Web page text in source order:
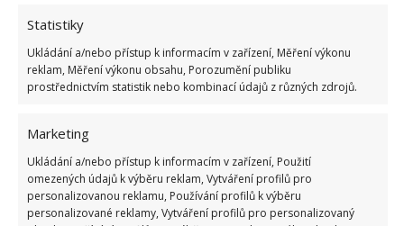
Statistiky
Ukládání a/nebo přístup k informacím v zařízení, Měření výkonu
reklam, Měření výkonu obsahu, Porozumění publiku
prostřednictvím statistik nebo kombinací údajů z různých zdrojů.
Marketing
Ukládání a/nebo přístup k informacím v zařízení, Použití
omezených údajů k výběru reklam, Vytváření profilů pro
personalizovanou reklamu, Používání profilů k výběru
personalizované reklamy, Vytváření profilů pro personalizovaný
Fotografie: Pixabay
Čím ještě čistit obrazovku?